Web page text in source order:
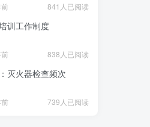
841人已阅读
训工作制度
838人已阅读
灭火器检查频次
739人已阅读
841人已阅读
训工作制度
838人已阅读
灭火器检查频次
739人已阅读